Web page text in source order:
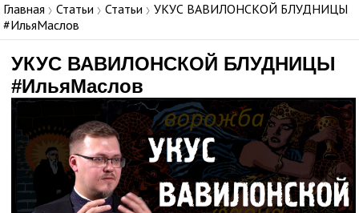
Главная Статьи Статьи
УКУС ВАВИЛОНСКОЙ БЛУДНИЦЫ
#ИльяМаслов
УКУС ВАВИЛОНСКОЙ БЛУДНИЦЫ
#ИльяМаслов